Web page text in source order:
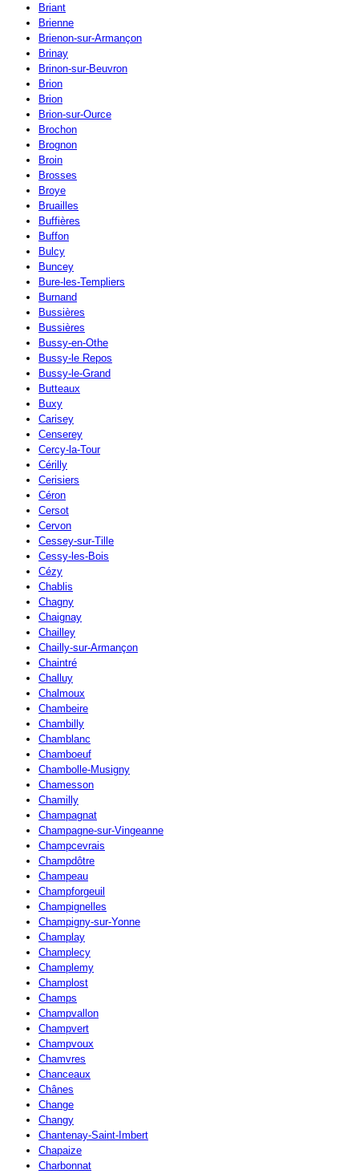
Briant
Brienne
Brienon-sur-Armançon
Brinay
Brinon-sur-Beuvron
Brion
Brion
Brion-sur-Ource
Brochon
Brognon
Broin
Brosses
Broye
Bruailles
Buffières
Buffon
Bulcy
Buncey
Bure-les-Templiers
Burnand
Bussières
Bussières
Bussy-en-Othe
Bussy-le Repos
Bussy-le-Grand
Butteaux
Buxy
Carisey
Censerey
Cercy-la-Tour
Cérilly
Cerisiers
Céron
Cersot
Cervon
Cessey-sur-Tille
Cessy-les-Bois
Cézy
Chablis
Chagny
Chaignay
Chailley
Chailly-sur-Armançon
Chaintré
Challuy
Chalmoux
Chambeire
Chambilly
Chamblanc
Chamboeuf
Chambolle-Musigny
Chamesson
Chamilly
Champagnat
Champagne-sur-Vingeanne
Champcevrais
Champdôtre
Champeau
Champforgeuil
Champignelles
Champigny-sur-Yonne
Champlay
Champlecy
Champlemy
Champlost
Champs
Champvallon
Champvert
Champvoux
Chamvres
Chanceaux
Chânes
Change
Changy
Chantenay-Saint-Imbert
Chapaize
Charbonnat